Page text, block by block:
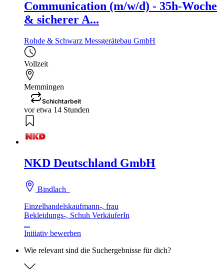
Communication (m/w/d) - 35h-Woche
& sicherer A...
Rohde & Schwarz Messgerätebau GmbH
Vollzeit
Memmingen
Schichtarbeit
vor etwa 14 Stunden
NKD Deutschland GmbH
Bindlach
Einzelhandelskaufmann-, frau
Bekleidungs-, Schuh VerkäuferIn
...
Initiativ bewerben
Wie relevant sind die Suchergebnisse für dich?